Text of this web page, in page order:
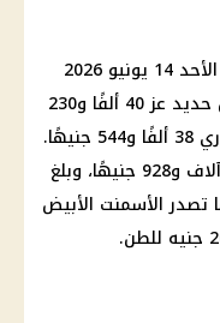
الأحد 14 يونيو 2026
تحركات متباينة، إذ ارتفع الحديد وسجل حديد عز 40 ألفًا و230
جنيهًا للطن، بينما بلغ الحديد الاستثماري 38 ألفًا و544 جنيهًا.
وفي سوق الأسمنت، سجل الرمادي 3 آلاف و928 جنيهًا، وبلغ
جنيهًا، بينما تصدر الأسمنت الأبيض